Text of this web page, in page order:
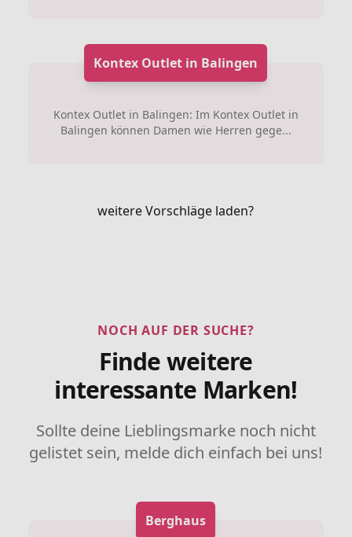
Kontex Outlet in Balingen
Kontex Outlet in Balingen: Im Kontex Outlet in
Balingen können Damen wie Herren gege...
weitere Vorschläge laden?
NOCH AUF DER SUCHE?
Finde weitere
interessante Marken!
Sollte deine Lieblingsmarke noch nicht
gelistet sein, melde dich einfach bei uns!
Berghaus